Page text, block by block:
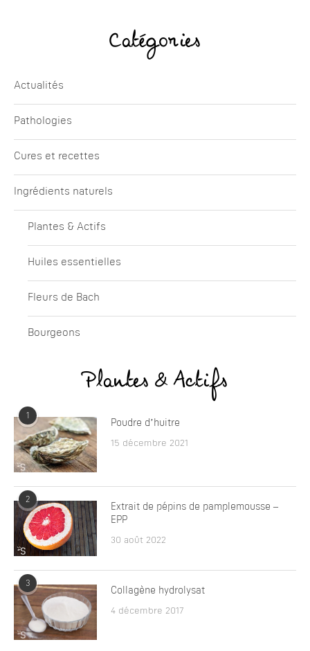
Catégories
Actualités
Pathologies
Cures et recettes
Ingrédients naturels
Plantes & Actifs
Huiles essentielles
Fleurs de Bach
Bourgeons
Plantes & Actifs
1
Poudre d’huitre
15 décembre 2021
2
Extrait de pépins de pamplemousse –
EPP
30 août 2022
3
Collagène hydrolysat
4 décembre 2017